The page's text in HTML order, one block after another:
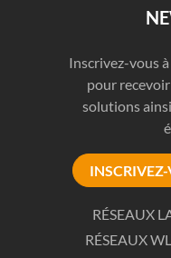
Inscrivez-vous
pour
solutions
RÉSEAUX
RÉSEAUX